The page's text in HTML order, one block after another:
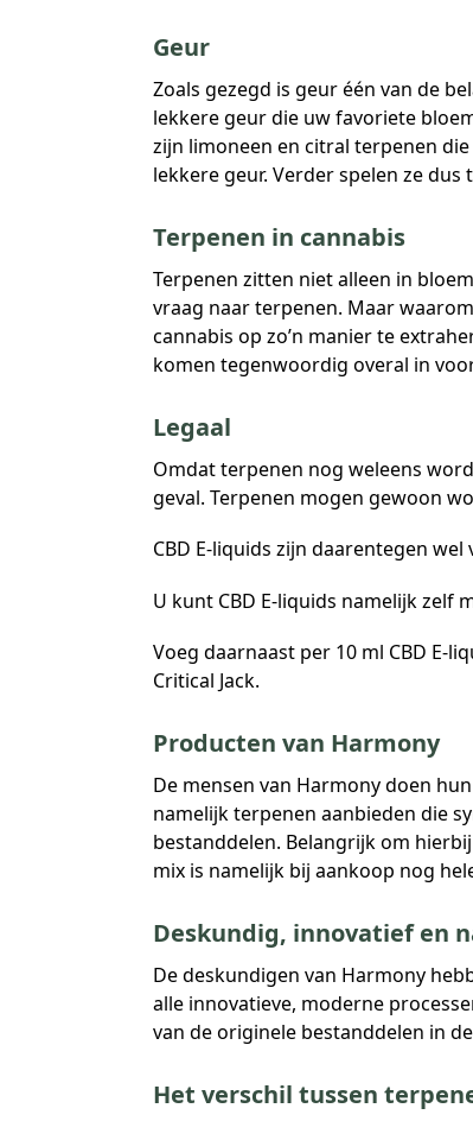
Geur
Zoals gezegd is geur één van de
lekkere geur die uw favoriete
zijn limoneen en citral terpenen
lekkere geur. Verder spelen ze
Terpenen in cannabis
Terpenen zitten niet alleen in
vraag naar terpenen. Maar
cannabis op zo’n manier te
komen tegenwoordig overal in
Legaal
Omdat terpenen nog weleens
geval. Terpenen mogen gewoon
CBD E-liquids zijn daarentegen
U kunt CBD E-liquids namelijk zelf
Voeg daarnaast per 10 ml CBD E-
Critical Jack.
Producten van Harmony
De mensen van Harmony doen
namelijk terpenen aanbieden die
bestanddelen. Belangrijk om
mix is namelijk bij aankoop nog
Deskundig, innovatief en
De deskundigen van Harmony
alle innovatieve, moderne
van de originele bestanddelen in
Het verschil tussen